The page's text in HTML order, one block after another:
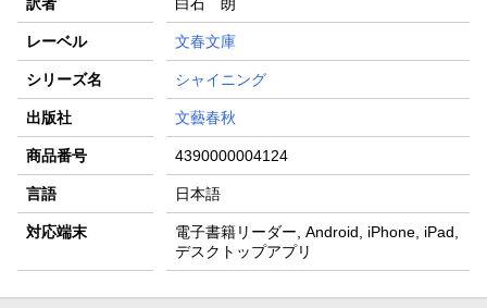
レーベル 文春文庫
シリーズ名 シャイニング
出版社 文藝春秋
商品番号 4390000004124
言語 日本語
対応端末
電子書籍リーダー, Android, iPhone, iPad,
デスクトップアプリ